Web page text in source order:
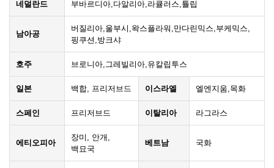
네덜란드 부바르디아,다알리아,라큘러스,튤립
남아공
버질리아,울부시,왁스플라워,만다린믹스,부케믹스,
핑쿠션,방크샤
호주 브로니아,그레빌리아,유칼립투스
일본 백합, 프리저브드 이스라엘 엘엔지움,목화
스페인 프리저브드 이탈리아 라그라스
에티오피아
장미, 안개,
백묘국
베트남 국화